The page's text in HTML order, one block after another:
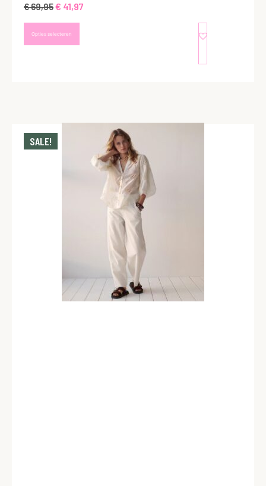
€69,95€ 41,97
Opties selecteren
SALE!